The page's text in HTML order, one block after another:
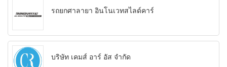
รถยกศาลายา อินโนเวทสไลด์คาร์
บริษัท เคมส์ อาร์ อัส จำกัด